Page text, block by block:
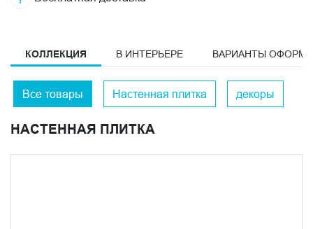
КОЛЛЕКЦИЯ В ИНТЕРЬЕРЕ ВАРИАНТЫ
Все товары Настенная плитка декоры
НАСТЕННАЯ ПЛИТКА